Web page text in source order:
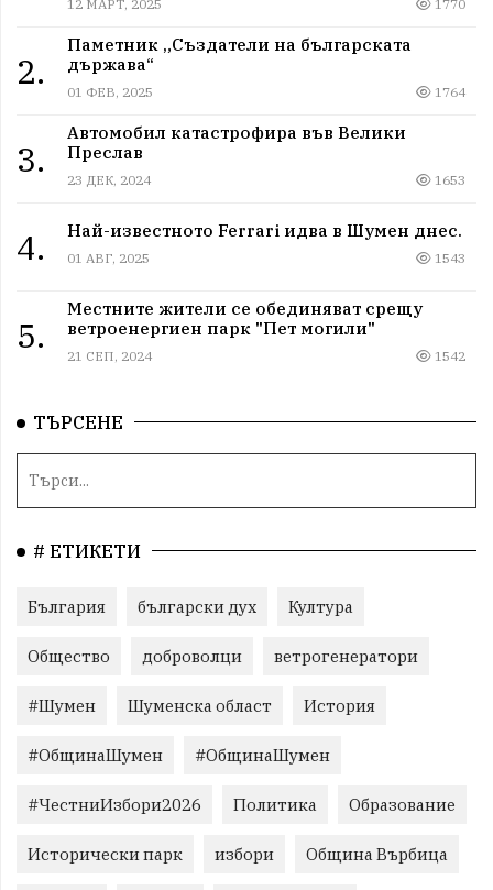
12 МАРТ, 2025 1770
2.
Паметник „Създатели на българската
държава“
01 ФЕВ, 2025 1764
3.
Автомобил катастрофира във Велики
Преслав
23 ДЕК, 2024 1653
4. Най-известното Ferrari идва в Шумен днес.
01 АВГ, 2025 1543
5.
Местните жители се обединяват срещу
ветроенергиен парк "Пет могили"
21 СЕП, 2024 1542
ТЪРСЕНЕ
# ЕТИКЕТИ
България български дух Култура
Общество доброволци ветрогенератори
#Шумен Шуменска област История
#ОбщинаШумен #ОбщинаШумен
#ЧестниИзбори2026 Политика Образование
Исторически парк избори Община Върбица